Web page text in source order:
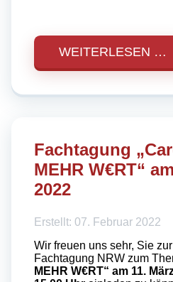
WEITERLESEN …
Fachtagung
MEHR W€RT“
2022
Erstellt: 07. Februar 2022
Wir freuen uns sehr, Sie
Fachtagung NRW zum
MEHR W€RT“ am 11.